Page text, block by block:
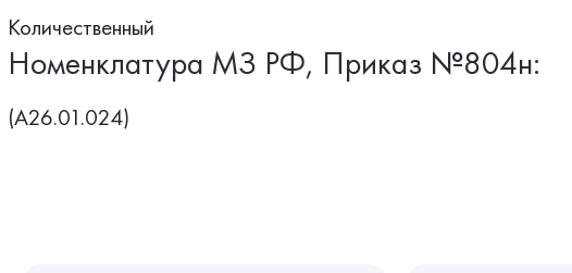
Количественный
Номенклатура МЗ РФ, Приказ №804н:
(A26.01.024)